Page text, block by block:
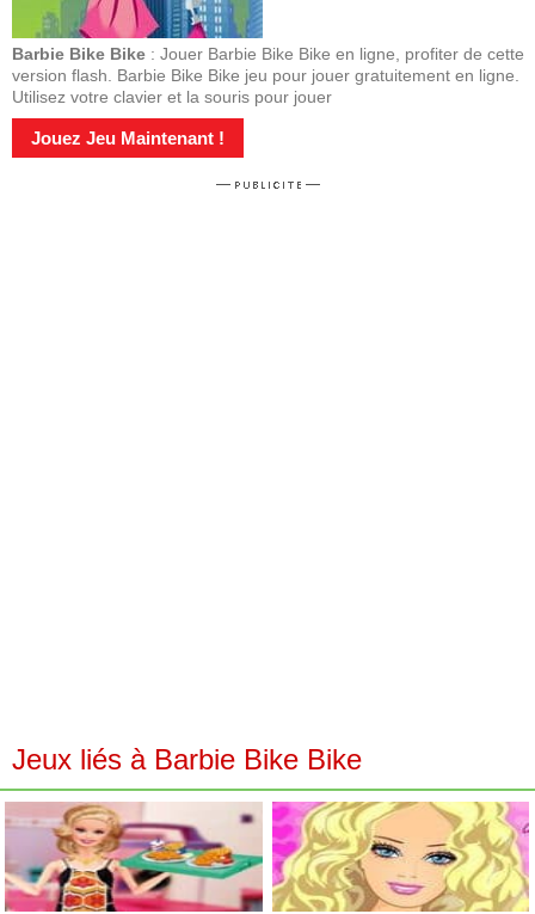
Barbie Bike Bike : Jouer Barbie Bike Bike en ligne, profiter de cette
version flash. Barbie Bike Bike jeu pour jouer gratuitement en ligne.
Utilisez votre clavier et la souris pour jouer
Jouez Jeu Maintenant !
Jeux liés à Barbie Bike Bike